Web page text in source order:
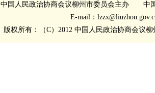
中国人民政治协商会议柳州市委员会主办 中
E-mail：
版权所有：（C）2012 中国人民政治协商会